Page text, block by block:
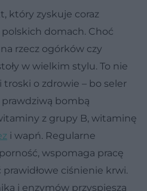
który zyskuje coraz
domach. Choć
rzecz ogórków czy
w wielkim stylu. To nie
troski o zdrowie – bo seler
bombą
z grupy B, witaminę
i wapń. Regularne
wspomaga pracę
ciśnienie krwi.
i enzymów przyspiesza